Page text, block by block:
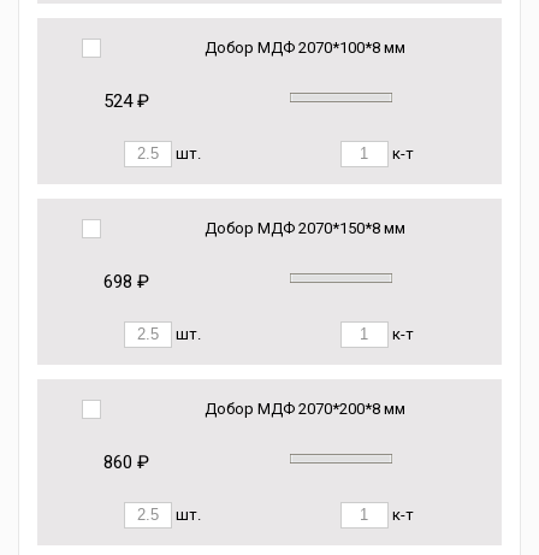
Добор МДФ 2070*100*8 мм
524 ₽
шт. к-т
Добор МДФ 2070*150*8 мм
698 ₽
шт. к-т
Добор МДФ 2070*200*8 мм
860 ₽
шт. к-т